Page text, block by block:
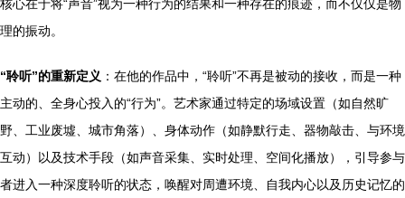
核心在于将“声音”视为一种行为的结果和一种存在的痕迹，而不仅仅是物
理的振动。
“聆听”的重新定义 ：在他的作品中，“聆听”不再是被动的接收，而是一种
主动的、全身心投入的“行为”。艺术家通过特定的场域设置（如自然旷
野、工业废墟、城市角落）、身体动作（如静默行走、器物敲击、与环境
互动）以及技术手段（如声音采集、实时处理、空间化播放），引导参与
者进入一种深度聆听的状态，唤醒对周遭环境、自我内心以及历史记忆的